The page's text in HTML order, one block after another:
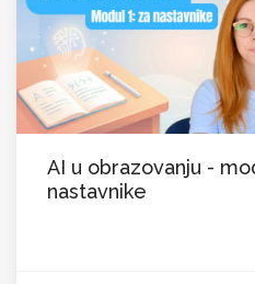
AI u obrazovanju -
nastavnike